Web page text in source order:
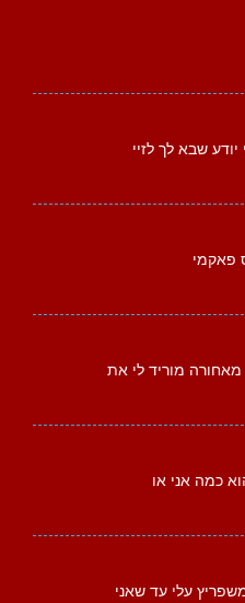
יודע שבא לך לזיי
פאקמי
מאחורה מוריד לי את
כמה אני או
עלי עד שאני